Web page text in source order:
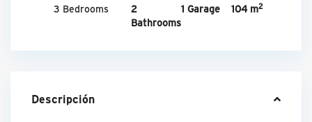
3 Bedrooms
2
Bathrooms
1 Garage 104 m2
Descripción